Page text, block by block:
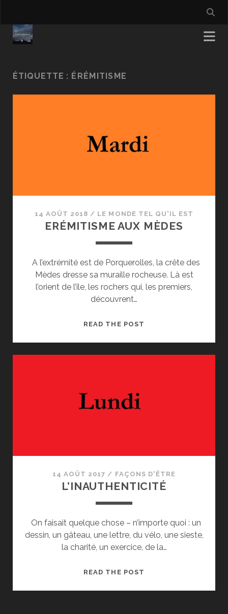
ÉTIQUETTE : ÉRÉMITISME
14 AOÛT 2018 / LE MONDE TEL QU'IL EST
ERÉMITISME AUX MÈDES
A l’extrémité est de Porquerolles, la crête des
Mèdes dresse sa muraille rocheuse. Là est
l’orient de l’île, les rochers qui, les premiers,
découvrent…
READ THE POST
14 AOÛT 2017 / FAÇONS D'ÊTRE
L’INAUTHENTICITÉ
On faisait quelque chose – n’importe quoi : un
dessin, un gâteau, une lettre, du vélo, une sieste,
la charité, un exercice, de la…
READ THE POST